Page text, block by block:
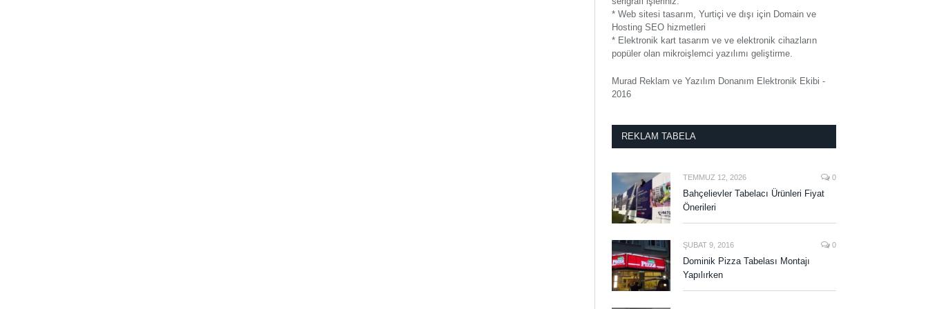
* Web sitesi tasarım, Yurtiçi ve dışı için Domain ve
Hosting SEO hizmetleri
* Elektronik kart tasarım ve ve elektronik cihazların
popüler olan mikroişlemci yazılımı geliştirme.
Murad Reklam ve Yazılım Donanım Elektronik Ekibi -
2016
REKLAM TABELA
TEMMUZ 12, 2026 0
Bahçelievler Tabelacı Ürünleri Fiyat
Önerileri
ŞUBAT 9, 2016 0
Dominik Pizza Tabelası Montajı
Yapılırken